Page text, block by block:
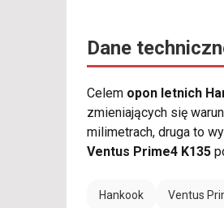
Dane
Celem opon letnich
zmieniających się
milimetrach, druga to
Ventus Prime4 K135
Hankook Ventus